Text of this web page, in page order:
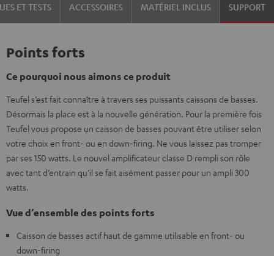
ET TESTS ACCESSOIRES MATÉRIEL INCLUS SUPPORT
Points forts
Ce pourquoi nous aimons ce produit
Teufel s’est fait connaître à travers ses puissants caissons de basses.
Désormais la place est à la nouvelle génération. Pour la première fois
Teufel vous propose un caisson de basses pouvant être utiliser selon
votre choix en front- ou en down-firing. Ne vous laissez pas tromper
par ses 150 watts. Le nouvel amplificateur classe D rempli son rôle
avec tant d’entrain qu’il se fait aisément passer pour un ampli 300
watts.
Vue d’ensemble des points forts
Caisson de basses actif haut de gamme utilisable en front- ou
down-firing